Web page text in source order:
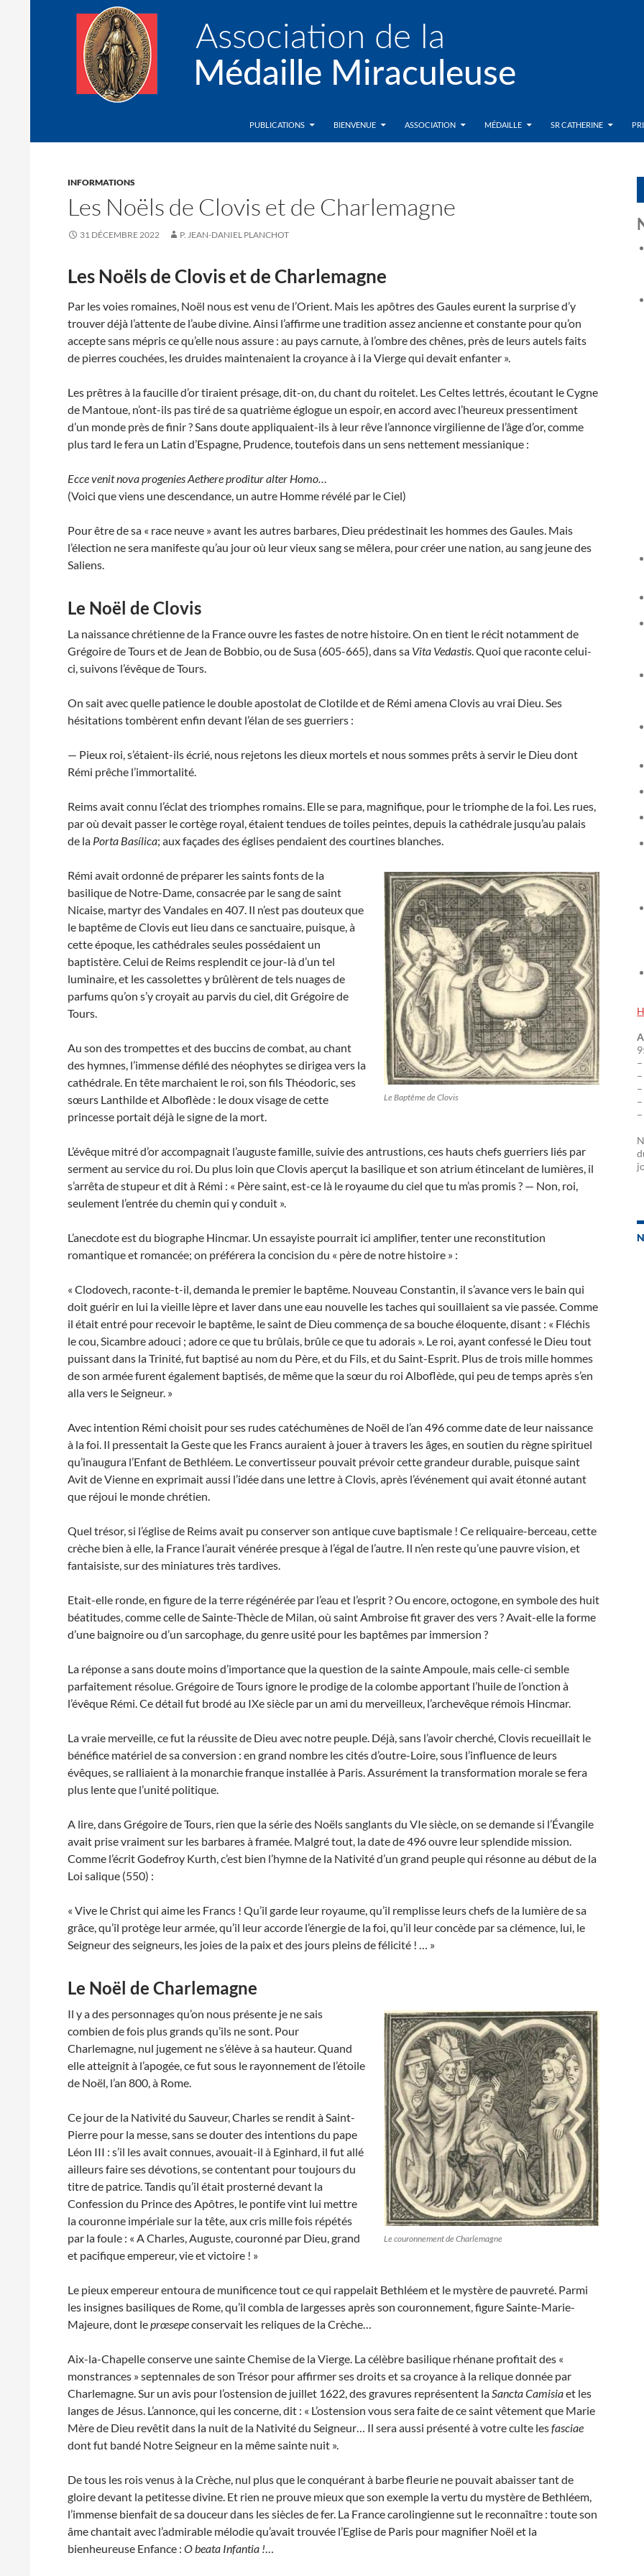
Association de la Médaille MiraculeusePUBLICATIONS BIENVENUE ASSOCIATION MÉDAILLE SR CATHERINE
INFORMATIONS
Les Noëls de Clovis et de Charlemagne
31 DÉCEMBRE 2022 P. JEAN-DANIEL PLANCHOT
Les Noëls de Clovis et de Charlemagne
Par les voies romaines, Noël nous est venu de l’Orient. Mais les apôtres des Gaules eurent la surprise d’y
trouver déjà l’attente de l’aube divine. Ainsi l’affirme une tradition assez ancienne et constante pour qu’on
accepte sans mépris ce qu’elle nous assure : au pays carnute, à l’ombre des chênes, près de leurs autels faits
de pierres couchées, les druides maintenaient la croyance à i la Vierge qui devait enfanter ».
Les prêtres à la faucille d’or tiraient présage, dit-on, du chant du roitelet. Les Celtes lettrés, écoutant le Cygne
de Mantoue, n’ont-ils pas tiré de sa quatrième églogue un espoir, en accord avec l’heureux pressentiment
d’un monde près de finir ? Sans doute appliquaient-ils à leur rêve l’annonce virgilienne de l’âge d’or, comme
plus tard le fera un Latin d’Espagne, Prudence, toutefois dans un sens nettement messianique :
Ecce venit nova progenies Aethere proditur alter Homo…
(Voici que viens une descendance, un autre Homme révélé par le Ciel)
Pour être de sa « race neuve » avant les autres barbares, Dieu prédestinait les hommes des Gaules. Mais
l’élection ne sera manifeste qu’au jour où leur vieux sang se mêlera, pour créer une nation, au sang jeune des
Saliens.
Le Noël de Clovis
La naissance chrétienne de la France ouvre les fastes de notre histoire. On en tient le récit notamment de
Grégoire de Tours et de Jean de Bobbio, ou de Susa (605-665), dans sa Vita Vedastis. Quoi que raconte celui-
ci, suivons l’évêque de Tours.
On sait avec quelle patience le double apostolat de Clotilde et de Rémi amena Clovis au vrai Dieu. Ses
hésitations tombèrent enfin devant l’élan de ses guerriers :
— Pieux roi, s’étaient-ils écrié, nous rejetons les dieux mortels et nous sommes prêts à servir le Dieu dont
Rémi prêche l’immortalité.
Reims avait connu l’éclat des triomphes romains. Elle se para, magnifique, pour le triomphe de la foi. Les rues,
par où devait passer le cortège royal, étaient tendues de toiles peintes, depuis la cathédrale jusqu’au palais
de la Porta Basílica; aux façades des églises pendaient des courtines blanches.
Le Baptême de Clovis
Rémi avait ordonné de préparer les saints fonts de la
basilique de Notre-Dame, consacrée par le sang de saint
Nicaise, martyr des Vandales en 407. Il n’est pas douteux que
le baptême de Clovis eut lieu dans ce sanctuaire, puisque, à
cette époque, les cathédrales seules possédaient un
baptistère. Celui de Reims resplendit ce jour-là d’un tel
luminaire, et les cassolettes y brûlèrent de tels nuages de
parfums qu’on s’y croyait au parvis du ciel, dit Grégoire de
Tours.
Au son des trompettes et des buccins de combat, au chant
des hymnes, l’immense défilé des néophytes se dirigea vers la
cathédrale. En tête marchaient le roi, son fils Théodoric, ses
sœurs Lanthilde et Alboflède : le doux visage de cette
princesse portait déjà le signe de la mort.
L’évêque mitré d’or accompagnait l’auguste famille, suivie des antrustions, ces hauts chefs guerriers liés par
serment au service du roi. Du plus loin que Clovis aperçut la basilique et son atrium étincelant de lumières, il
s’arrêta de stupeur et dit à Rémi : « Père saint, est-ce là le royaume du ciel que tu m’as promis ? — Non, roi,
seulement l’entrée du chemin qui y conduit ».
L’anecdote est du biographe Hincmar. Un essayiste pourrait ici amplifier, tenter une reconstitution
romantique et romancée; on préférera la concision du « père de notre histoire » :
« Clodovech, raconte-t-il, demanda le premier le baptême. Nouveau Constantin, il s’avance vers le bain qui
doit guérir en lui la vieille lèpre et laver dans une eau nouvelle les taches qui souillaient sa vie passée. Comme
il était entré pour recevoir le baptême, le saint de Dieu commença de sa bouche éloquente, disant : « Fléchis
le cou, Sicambre adouci ; adore ce que tu brûlais, brûle ce que tu adorais ». Le roi, ayant confessé le Dieu tout
puissant dans la Trinité, fut baptisé au nom du Père, et du Fils, et du Saint-Esprit. Plus de trois mille hommes
de son armée furent également baptisés, de même que la sœur du roi Alboflède, qui peu de temps après s’en
alla vers le Seigneur. »
Avec intention Rémi choisit pour ses rudes catéchumènes de Noël de l’an 496 comme date de leur naissance
à la foi. Il pressentait la Geste que les Francs auraient à jouer à travers les âges, en soutien du règne spirituel
qu’inaugura l’Enfant de Bethléem. Le convertisseur pouvait prévoir cette grandeur durable, puisque saint
Avit de Vienne en exprimait aussi l’idée dans une lettre à Clovis, après l’événement qui avait étonné autant
que réjoui le monde chrétien.
Quel trésor, si l’église de Reims avait pu conserver son antique cuve baptismale ! Ce reliquaire-berceau, cette
crèche bien à elle, la France l’aurait vénérée presque à l’égal de l’autre. Il n’en reste qu’une pauvre vision, et
fantaisiste, sur des miniatures très tardives.
Etait-elle ronde, en figure de la terre régénérée par l’eau et l’esprit ? Ou encore, octogone, en symbole des huit
béatitudes, comme celle de Sainte-Thècle de Milan, où saint Ambroise fit graver des vers ? Avait-elle la forme
d’une baignoire ou d’un sarcophage, du genre usité pour les baptêmes par immersion ?
La réponse a sans doute moins d’importance que la question de la sainte Ampoule, mais celle-ci semble
parfaitement résolue. Grégoire de Tours ignore le prodige de la colombe apportant l’huile de l’onction à
l’évêque Rémi. Ce détail fut brodé au IXe siècle par un ami du merveilleux, l’archevêque rémois Hincmar.
La vraie merveille, ce fut la réussite de Dieu avec notre peuple. Déjà, sans l’avoir cherché, Clovis recueillait le
bénéfice matériel de sa conversion : en grand nombre les cités d’outre-Loire, sous l’influence de leurs
évêques, se ralliaient à la monarchie franque installée à Paris. Assurément la transformation morale se fera
plus lente que l’unité politique.
A lire, dans Grégoire de Tours, rien que la série des Noëls sanglants du VIe siècle, on se demande si l’Évangile
avait prise vraiment sur les barbares à framée. Malgré tout, la date de 496 ouvre leur splendide mission.
Comme l’écrit Godefroy Kurth, c’est bien l’hymne de la Nativité d’un grand peuple qui résonne au début de la
Loi salique (550) :
« Vive le Christ qui aime les Francs ! Qu’il garde leur royaume, qu’il remplisse leurs chefs de la lumière de sa
grâce, qu’il protège leur armée, qu’il leur accorde l’énergie de la foi, qu’il leur concède par sa clémence, lui, le
Seigneur des seigneurs, les joies de la paix et des jours pleins de félicité ! … »
Le Noël de Charlemagne
Le couronnement de Charlemagne
Il y a des personnages qu’on nous présente je ne sais
combien de fois plus grands qu’ils ne sont. Pour
Charlemagne, nul jugement ne s’élève à sa hauteur. Quand
elle atteignit à l’apogée, ce fut sous le rayonnement de l’étoile
de Noël, l’an 800, à Rome.
Ce jour de la Nativité du Sauveur, Charles se rendit à Saint-
Pierre pour la messe, sans se douter des intentions du pape
Léon III : s’il les avait connues, avouait-il à Eginhard, il fut allé
ailleurs faire ses dévotions, se contentant pour toujours du
titre de patrice. Tandis qu’il était prosterné devant la
Confession du Prince des Apôtres, le pontife vint lui mettre
la couronne impériale sur la tête, aux cris mille fois répétés
par la foule : « A Charles, Auguste, couronné par Dieu, grand
et pacifique empereur, vie et victoire ! »
Le pieux empereur entoura de munificence tout ce qui rappelait Bethléem et le mystère de pauvreté. Parmi
les insignes basiliques de Rome, qu’il combla de largesses après son couronnement, figure Sainte-Marie-
Majeure, dont leprœsepeconservait les reliques de la Crèche…
Aix-la-Chapelle conserve une sainte Chemise de la Vierge. La célèbre basilique rhénane profitait des «
monstrances » septennales de son Trésor pour affirmer ses droits et sa croyance à la relique donnée par
Charlemagne. Sur un avis pour l’ostension de juillet 1622, des gravures représentent laSancta Camisiaet les
langes de Jésus. L’annonce, qui les concerne, dit : « L’ostension vous sera faite de ce saint vêtement que Marie
Mère de Dieu revêtit dans la nuit de la Nativité du Seigneur… Il sera aussi présenté à votre culte lesfasciae
dont fut bandé Notre Seigneur en la même sainte nuit ».
De tous les rois venus à la Crèche, nul plus que le conquérant à barbe fleurie ne pouvait abaisser tant de
gloire devant la petitesse divine. Et rien ne prouve mieux que son exemple la vertu du mystère de Bethléem,
l’immense bienfait de sa douceur dans les siècles de fer. La France carolingienne sut le reconnaître : toute son
âme chantait avec l’admirable mélodie qu’avait trouvée l’Eglise de Paris pour magnifier Noël et la
bienheureuse Enfance :O beata Infantia !…